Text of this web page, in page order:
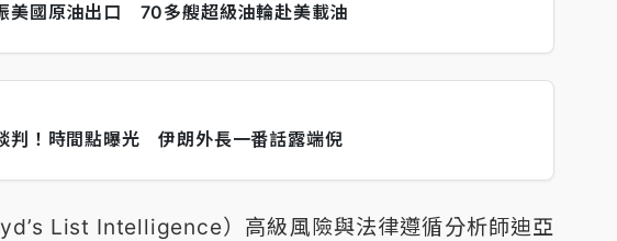
美國原油出口 70多艘超級油輪赴美載油
判！時間點曝光 伊朗外長一番話露端倪
List Intelligence）高級風險與法律遵循分析師迪亞